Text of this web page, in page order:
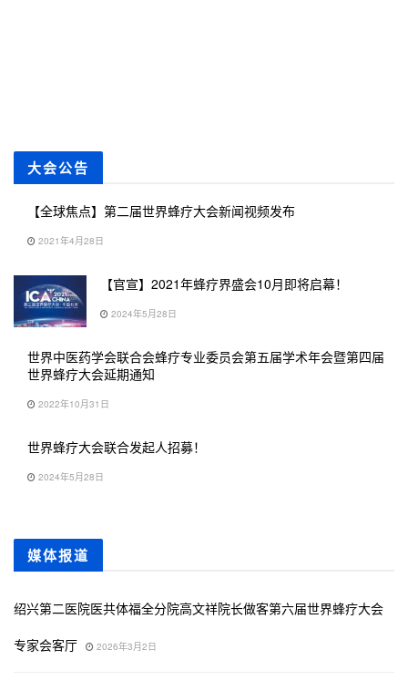
大会公告
【全球焦点】第二届世界蜂疗大会新闻视频发布
2021年4月28日
【官宣】2021年蜂疗界盛会10月即将启幕！
2024年5月28日
世界中医药学会联合会蜂疗专业委员会第五届学术年会暨第四届
世界蜂疗大会延期通知
2022年10月31日
世界蜂疗大会联合发起人招募！
2024年5月28日
媒体报道
绍兴第二医院医共体福全分院高文祥院长做客第六届世界蜂疗大会
专家会客厅
2026年3月2日